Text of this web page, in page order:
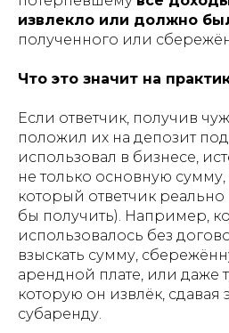
извлекло или должно
полученного или
Что это значит на
Если ответчик, получив
положил их на депозит
использовал в бизнесе,
не только основную сумму,
который ответчик
бы получить). Например,
использовалось без
взыскать сумму,
арендной плате, или даже
которую он извлёк,
субаренду.